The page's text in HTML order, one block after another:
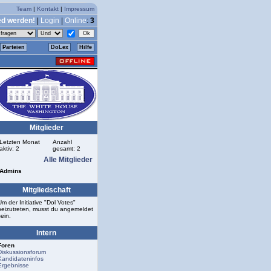
Team | Kontakt | Impressum
werden! Login Online: 3
Parteien DoLex Hilfe
Mitglieder
Letzten Monat
aktiv: 2
Anzahl
gesamt: 2
Alle Mitglieder
Admins
Mitgliedschaft
der Initiative "Dol Votes"
musst du angemeldet
Intern